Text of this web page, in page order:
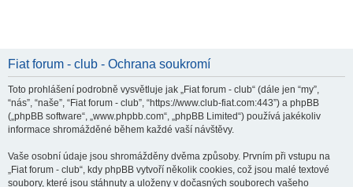
Fiat forum - club - Ochrana soukromí
Toto prohlášení podrobně vysvětluje jak „Fiat forum - club“ (dále jen “my”,
“nás”, “naše”, “Fiat forum - club”, “https://www.club-fiat.com:443”) a phpBB
(„phpBB software“, „www.phpbb.com“, „phpBB Limited“) používá jakékoliv
informace shromážděné během každé vaší návštěvy.
Vaše osobní údaje jsou shromážděny dvěma způsoby. Prvním při vstupu na
„Fiat forum - club“, kdy phpBB vytvoří několik cookies, což jsou malé textové
soubory, které jsou stáhnuty a uloženy v dočasných souborech vašeho